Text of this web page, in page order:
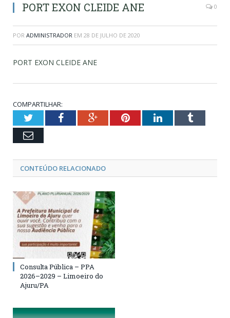
PORT EXON CLEIDE ANE 0
POR ADMINISTRADOR EM 28 DE JULHO DE 2020
PORT EXON CLEIDE ANE
COMPARTILHAR:
TwitterFacebookGoogle+PinterestLinkedInTumblr
Email
CONTEÚDO RELACIONADO
Consulta Pública – PPA
2026–2029 – Limoeiro do
Ajuru/PA